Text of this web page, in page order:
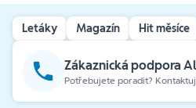
Letáky Magazín Hit měsíce
Zákaznická podpora
Potřebujete poradit?